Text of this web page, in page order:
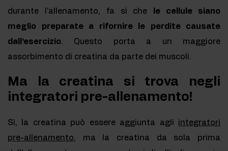
durante l'allenamento, fa sì che
le cellule siano
meglio preparate a rifornire le perdite causate
dall'esercizio. Questo porta a un maggiore
assorbimento di creatina da parte dei muscoli.
Ma la creatina si trova negli
integratori pre-allenamento!
Sì, la creatina può essere aggiunta agli integratori
pre-allenamento, ma la creatina da sola prima